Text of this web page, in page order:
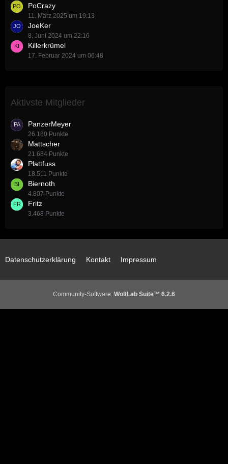
PoCrazy
11. März 2025 um 19:13
JoeKer
8. Juni 2024 um 22:16
Killerkrümel
17. Februar 2024 um 06:48
Aktivste Mitglieder
PanzerMeyer
26.180 Punkte
Mattscher
21.684 Punkte
Plattfuss
18.511 Punkte
Biernoth
4.807 Punkte
Fritz
3.468 Punkte
Datenschutzerklärung Kontakt Impressum
Community-Software: WoltLab Suite™ 6.2.6